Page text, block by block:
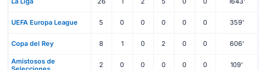
UEFA Europa League 5 0 0 0 0 0 359'
Copa del Rey 8 1 0 2 0 0 606'
Amistosos de
2 0 0 0 0 0 109'